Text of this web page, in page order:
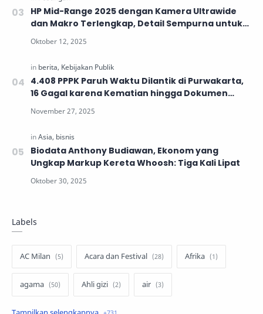
HP Mid-Range 2025 dengan Kamera Ultrawide
dan Makro Terlengkap, Detail Sempurna untuk
4.408 PPPK Paruh Waktu Dilantik di Purwakarta,
16 Gagal karena Kematian hingga Dokumen
Biodata Anthony Budiawan, Ekonom yang
Ungkap Markup Kereta Whoosh: Tiga Kali Lipat
Labels
AC Milan Acara dan Festival Afrika
agama Ahli gizi air